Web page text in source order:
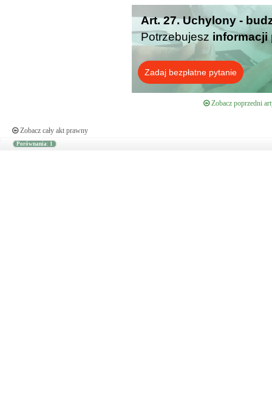
Art. 27. Uchylony -
Potrzebujesz informacji
Zadaj bezpłatne pytanie
Zobacz poprzedni
Zobacz cały akt prawny
Porównania: 1